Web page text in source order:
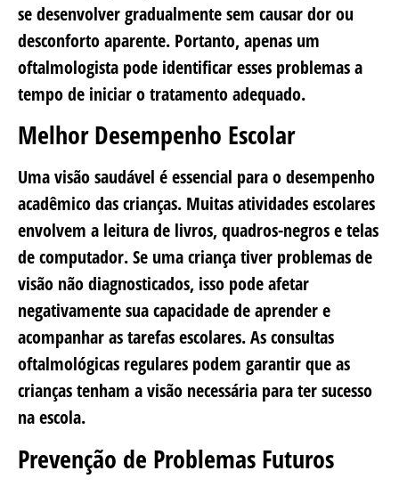
se desenvolver gradualmente sem causar dor ou
desconforto aparente. Portanto, apenas um
oftalmologista pode identificar esses problemas a
tempo de iniciar o tratamento adequado.
Melhor Desempenho Escolar
Uma visão saudável é essencial para o desempenho
acadêmico das crianças. Muitas atividades escolares
envolvem a leitura de livros, quadros-negros e telas
de computador. Se uma criança tiver problemas de
visão não diagnosticados, isso pode afetar
negativamente sua capacidade de aprender e
acompanhar as tarefas escolares. As consultas
oftalmológicas regulares podem garantir que as
crianças tenham a visão necessária para ter sucesso
na escola.
Prevenção de Problemas Futuros